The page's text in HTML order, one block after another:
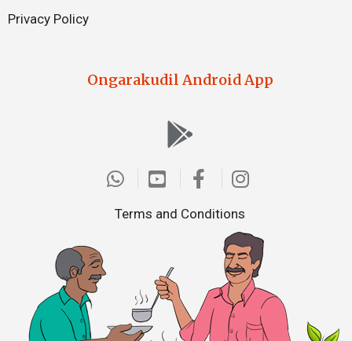
Privacy Policy
Ongarakudil Android App
Terms and Conditions